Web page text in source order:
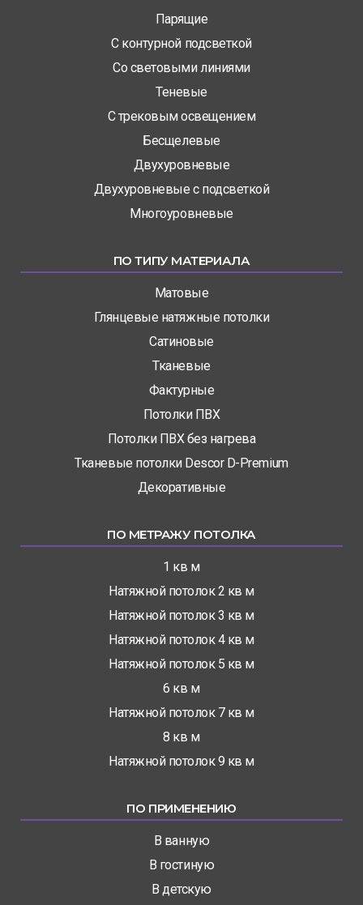
Парящие
С контурной подсветкой
Со световыми линиями
Теневые
С трековым освещением
Бесщелевые
Двухуровневые
Двухуровневые с подсветкой
Многоуровневые
ПО ТИПУ МАТЕРИАЛА
Матовые
Глянцевые натяжные потолки
Сатиновые
Тканевые
Фактурные
Потолки ПВХ
Потолки ПВХ без нагрева
Тканевые потолки Descor D-Premium
Декоративные
ПО МЕТРАЖУ ПОТОЛКА
1 кв м
Натяжной потолок 2 кв м
Натяжной потолок 3 кв м
Натяжной потолок 4 кв м
Натяжной потолок 5 кв м
6 кв м
Натяжной потолок 7 кв м
8 кв м
Натяжной потолок 9 кв м
ПО ПРИМЕНЕНИЮ
В ванную
В гостиную
В детскую